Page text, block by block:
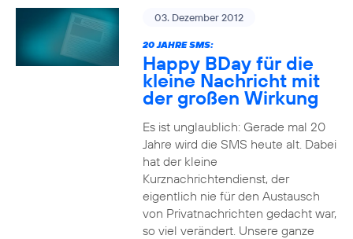
03. Dezember 2012
20 JAHRE SMS:
Happy BDay für die
kleine Nachricht mit
der großen Wirkung
Es ist unglaublich: Gerade mal 20
Jahre wird die SMS heute alt. Dabei
hat der kleine
Kurznachrichtendienst, der
eigentlich nie für den Austausch
von Privatnachrichten gedacht war,
so viel verändert. Unsere ganze